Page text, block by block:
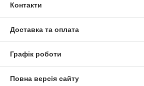
Контакти
Доставка та оплата
Графік роботи
Повна версія сайту